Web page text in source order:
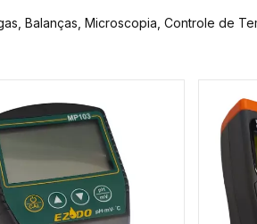
Balanças, Microscopia, Controle de